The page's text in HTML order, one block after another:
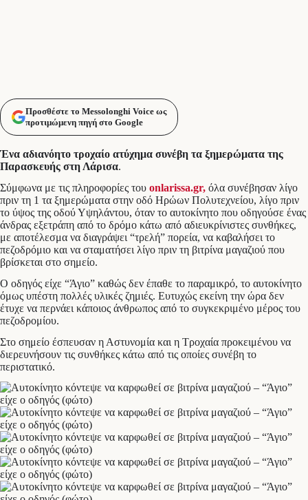
Προσθέστε το Messolonghi Voice ως
προτιμώμενη πηγή στο Google
Ένα αδιανόητο τροχαίο ατύχημα συνέβη τα ξημερώματα της
Παρασκευής στη Λάρισα.
Σύμφωνα με τις πληροφορίες του onlarissa.gr, όλα συνέβησαν λίγο
πριν τη 1 τα ξημερώματα στην οδό Ηρώων Πολυτεχνείου, λίγο πριν
το ύψος της οδού Υψηλάντου, όταν το αυτοκίνητο που οδηγούσε ένας
άνδρας εξετράπη από το δρόμο κάτω από αδιευκρίνιστες συνθήκες,
με αποτέλεσμα να διαγράψει “τρελή” πορεία, να καβαλήσει το
πεζοδρόμιο και να σταματήσει λίγο πριν τη βιτρίνα μαγαζιού που
βρίσκεται στο σημείο.
Ο οδηγός είχε “Άγιο” καθώς δεν έπαθε το παραμικρό, το αυτοκίνητο
όμως υπέστη πολλές υλικές ζημιές. Ευτυχώς εκείνη την ώρα δεν
έτυχε να περνάει κάποιος άνθρωπος από το συγκεκριμένο μέρος του
πεζοδρομίου.
Στο σημείο έσπευσαν η Αστυνομία και η Τροχαία προκειμένου να
διερευνήσουν τις συνθήκες κάτω από τις οποίες συνέβη το
περιστατικό.